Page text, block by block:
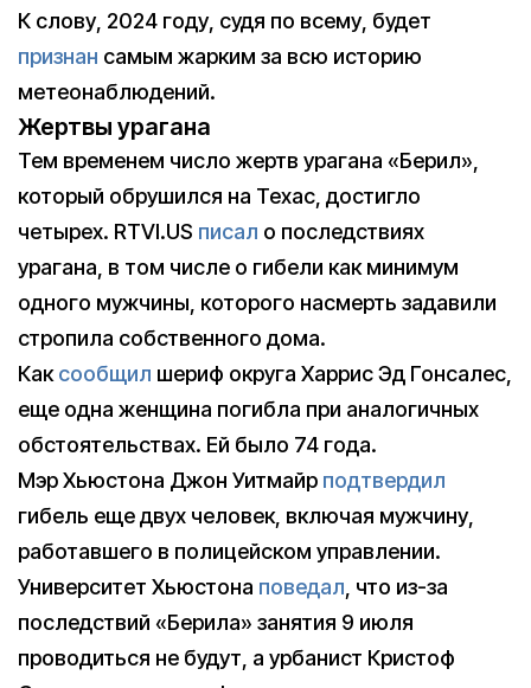
К слову, 2024 году, судя по всему, будет
признан самым жарким за всю историю
метеонаблюдений.
Жертвы урагана
Тем временем число жертв урагана «Берил»,
который обрушился на Техас, достигло
четырех. RTVI.US писал о последствиях
урагана, в том числе о гибели как минимум
одного мужчины, которого насмерть задавили
стропила собственного дома.
Каксообщил шериф округа Харрис Эд Гонсалес,
еще одна женщина погибла при аналогичных
обстоятельствах. Ей было 74 года.
Мэр Хьюстона Джон Уитмайр подтвердил
гибель еще двух человек, включая мужчину,
работавшего в полицейском управлении.
Университет Хьюстона поведал, что из-за
последствий «Берила» занятия 9 июля
проводиться не будут, а урбанист Кристоф